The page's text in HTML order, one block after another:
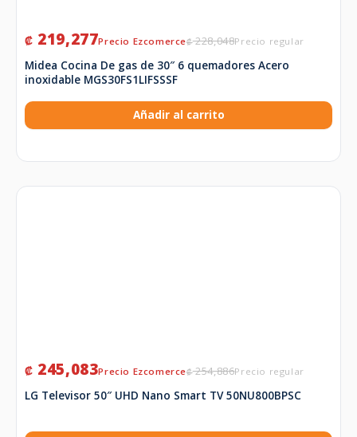
₡228,048
₡ 219,277
Midea Cocina De gas de 30″ 6 quemadores Acero
inoxidable MGS30FS1LIFSSSF
Añadir al carrito
₡254,886
₡ 245,083
LG Televisor 50″ UHD Nano Smart TV 50NU800BPSC